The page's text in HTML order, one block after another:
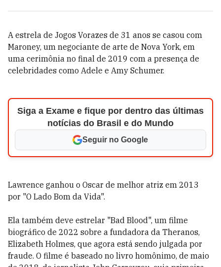
A estrela de Jogos Vorazes de 31 anos se casou com
Maroney, um negociante de arte de Nova York, em
uma cerimônia no final de 2019 com a presença de
celebridades como Adele e Amy Schumer.
Siga a Exame e fique por dentro das últimas
notícias do Brasil e do Mundo
Seguir no Google
Lawrence ganhou o Oscar de melhor atriz em 2013
por "O Lado Bom da Vida".
Ela também deve estrelar "Bad Blood", um filme
biográfico de 2022 sobre a fundadora da Theranos,
Elizabeth Holmes, que agora está sendo julgada por
fraude. O filme é baseado no livro homônimo, de maio